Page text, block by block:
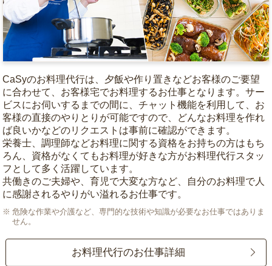
CaSyのお料理代行は、夕飯や作り置きなどお客様のご要望
に合わせて、お客様宅でお料理するお仕事となります。サー
ビスにお伺いするまでの間に、チャット機能を利用して、お
客様の直接のやりとりが可能ですので、どんなお料理を作れ
ば良いかなどのリクエストは事前に確認ができます。
栄養士、調理師などお料理に関する資格をお持ちの方はもち
ろん、資格がなくてもお料理が好きな方がお料理代行スタッ
フとして多く活躍しています。
共働きのご夫婦や、育児で大変な方など、自分のお料理で人
に感謝されるやりがい溢れるお仕事です。
危険な作業や介護など、専門的な技術や知識が必要なお仕事ではありま
せん。
お料理代行のお仕事詳細